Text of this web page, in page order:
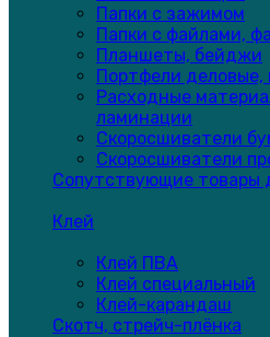
Папки с зажимом
Папки с файлами,
Планшеты, бейджи
Портфели деловые,
Расходные
ламинации
Скоросшиватели
Скоросшиватели
Сопутствующие товары
Клей
Клей ПВА
Клей специальный
Клей-карандаш
Скотч, стрейч-плёнка